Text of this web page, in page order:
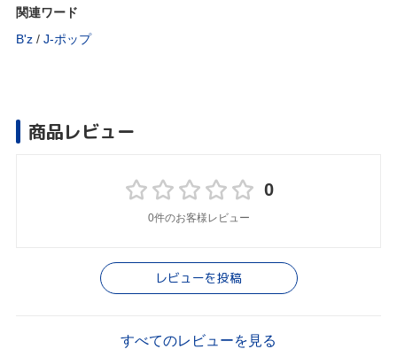
関連ワード
B'z / J‐ポップ
商品レビュー
0
0件のお客様レビュー
レビューを投稿
すべてのレビューを見る